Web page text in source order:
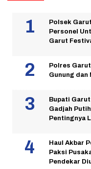
Polsek
Personel
Garut
Polres
Gunung dan
Bupati
Gadjah
Pentingnya
Haul Akbar
Paksi
Pendekar